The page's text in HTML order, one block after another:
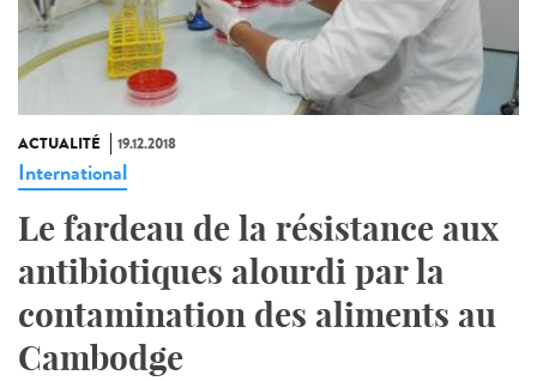
ACTUALITÉ 19.12.2018
International
Le fardeau de la résistance aux
antibiotiques alourdi par la
contamination des aliments au
Cambodge